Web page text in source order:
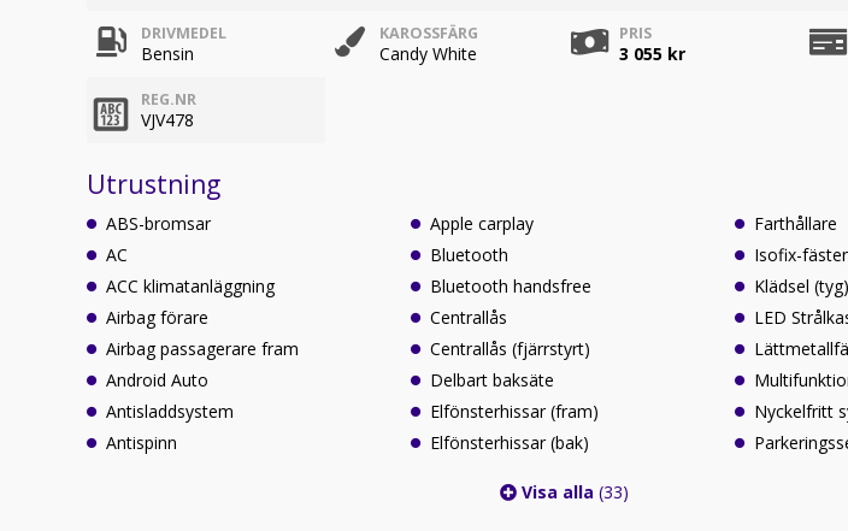
DRIVMEDEL
Bensin
KAROSSFÄRG
Candy White
PRIS
3 055 kr
REG.NR
VJV478
Utrustning
ABS-bromsar
AC
ACC klimatanläggning
Airbag förare
Airbag passagerare fram
Android Auto
Antisladdsystem
Antispinn
Apple carplay
Bluetooth
Bluetooth handsfree
Centrallås
Centrallås (fjärrstyrt)
Delbart baksäte
Elfönsterhissar (fram)
Elfönsterhissar (bak)
Farthållare
Isofix-
Klädsel (tyg)
LED
Nyckelfritt
Visa alla(33)